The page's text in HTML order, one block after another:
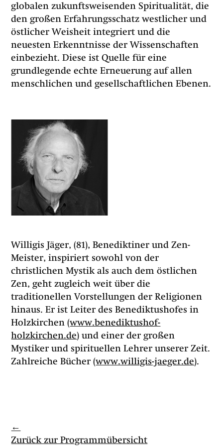
globalen zukunftsweisenden Spiritualität, die
den großen Erfahrungsschatz westlicher und
östlicher Weisheit integriert und die
neuesten Erkenntnisse der Wissenschaften
einbezieht. Diese ist Quelle für eine
grundlegende echte Erneuerung auf allen
menschlichen und gesellschaftlichen Ebenen.
Willigis Jäger, (81), Benediktiner und Zen-
Meister, inspiriert sowohl von der
christlichen Mystik als auch dem östlichen
Zen, geht zugleich weit über die
traditionellen Vorstellungen der Religionen
hinaus. Er ist Leiter des Benediktushofes in
Holzkirchen (www.benediktushof-
holzkirchen.de) und einer der großen
Mystiker und spirituellen Lehrer unserer Zeit.
Zahlreiche Bücher (www.willigis-jaeger.de).
←
Zurück zur Programmübersicht